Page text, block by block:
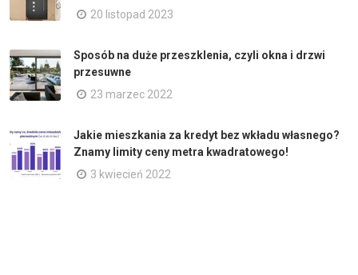
20 listopad 2023
Sposób na duże przeszklenia, czyli okna i drzwi
przesuwne
23 marzec 2022
Jakie mieszkania za kredyt bez wkładu własnego?
Znamy limity ceny metra kwadratowego!
3 kwiecień 2022